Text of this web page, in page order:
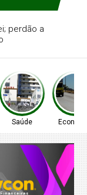
atendimento
Saúde